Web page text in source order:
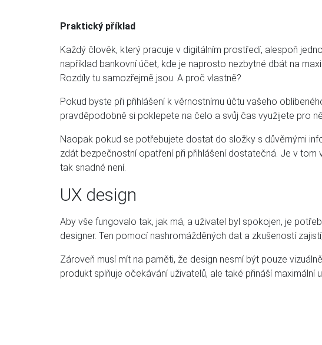
Praktický příklad
Každý člověk, který pracuje v digitálním prostředí, alespoň
například bankovní účet, kde je naprosto nezbytné dbát na
Rozdíly tu samozřejmě jsou. A proč vlastně?
Pokud byste při přihlášení k věrnostnímu účtu vašeho
pravděpodobně si poklepete na čelo a svůj čas využijete pro
Naopak pokud se potřebujete dostat do složky s důvěrnými
zdát bezpečnostní opatření při přihlášení dostatečná. Je v
tak snadné není.
UX design
Aby vše fungovalo tak, jak má, a uživatel byl spokojen, je
designer. Ten pomocí nashromážděných dat a zkušeností
Zároveň musí mít na paměti, že design nesmí být pouze
produkt splňuje očekávání uživatelů, ale také přináší maximální